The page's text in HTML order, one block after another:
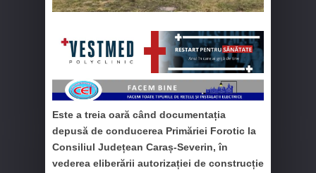
Este a treia oară când documentația
depusă de conducerea Primăriei Forotic la
Consiliul Județean Caraș-Severin, în
vederea eliberării autorizației de construcție